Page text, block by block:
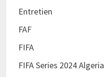
Entretien
FAF
FIFA
FIFA Series 2024 Algeria